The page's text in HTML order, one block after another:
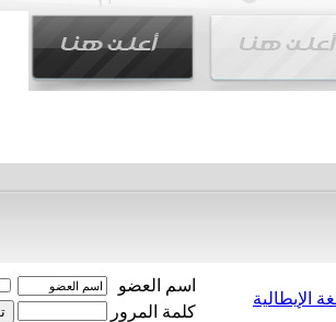
الإيطالية
اسم العضو
كلمة المرور